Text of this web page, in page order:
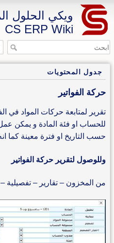
ويكي الحلول
CS ERP Wiki
جدول المحتويات
حركة الفواتير
تقرير لمتابعة حركات المواد في
للحساب او فئة المادة و يمكن
حسب التاريخ او فترة معينة كما
وللوصول لتقرير حركة الفواتير
من المخزون – تقارير – تفصيلية –